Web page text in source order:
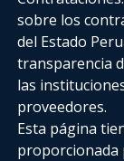
sobre los
del Estado
transparencia
las
proveedores.
Esta página
proporcionada